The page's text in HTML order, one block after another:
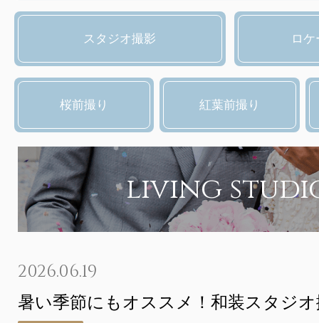
スタジオ撮影 ロ
桜前撮り 紅葉前撮り
living
2026.06.19
暑い季節にもオススメ！和装スタジ